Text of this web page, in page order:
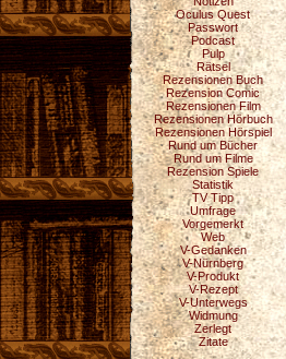
Oculus Quest
Passwort
Podcast
Pulp
Rätsel
Rezensionen Buch
Rezension Comic
Rezensionen Film
Rezensionen Hörbuch
Rezensionen Hörspiel
Rund um Bücher
Rund um Filme
Rezension Spiele
Statistik
TV Tipp
Umfrage
Vorgemerkt
Web
V-Gedanken
V-Nürnberg
V-Produkt
V-Rezept
V-Unterwegs
Widmung
Zerlegt
Zitate